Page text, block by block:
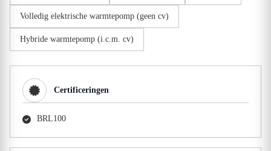
Volledig elektrische warmtepomp (geen cv)
Hybride warmtepomp (i.c.m. cv)
Certificeringen
BRL100